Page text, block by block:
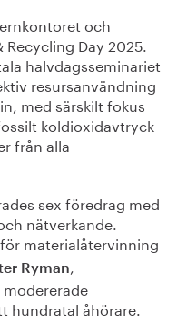
och
Day 2025.
halvdagsseminariet
resursanvändning
med särskilt fokus
koldioxidavtryck
från alla
sex föredrag med
nätverkande.
materialåtervinning
Ryman,
hundratal åhörare.